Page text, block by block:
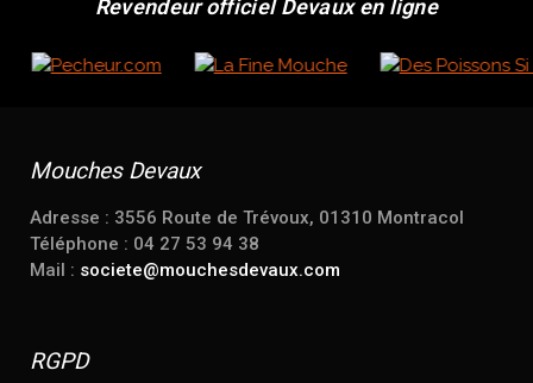
Revendeur officiel Devaux en ligne
Mouches Devaux
Adresse : 3556 Route de Trévoux, 01310 Montracol
Téléphone : 04 27 53 94 38
Mail : societe@mouchesdevaux.com
RGPD